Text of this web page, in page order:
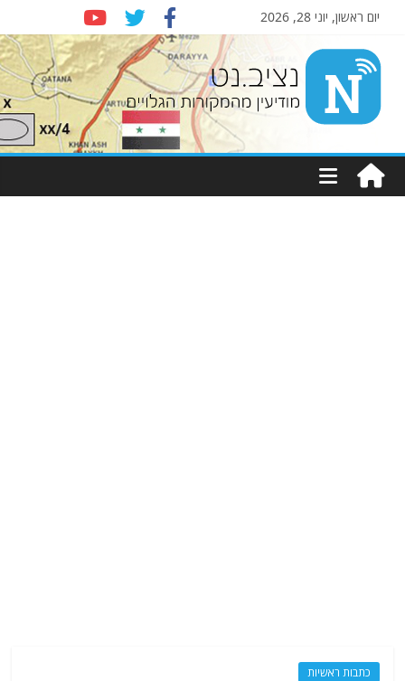
יום ראשון, יוני 28, 2026
Nziv.net
מודיעין
מהמקורות
כתבות ראשיות